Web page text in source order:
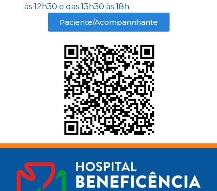
às 12h30 e das 13h30 às 18h.
Paciente/Acompannhante